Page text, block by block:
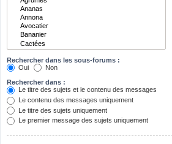
Rechercher dans les sous-forums :
Oui
Non
Rechercher dans :
Le titre des sujets et le contenu des messages
Le contenu des messages uniquement
Le titre des sujets uniquement
Le premier message des sujets uniquement